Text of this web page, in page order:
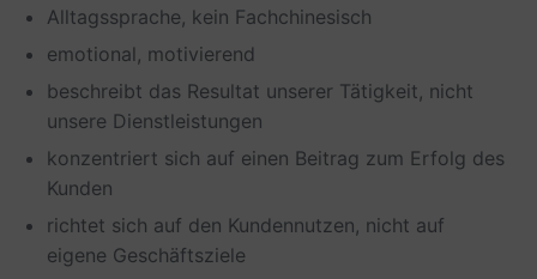
Alltagssprache, kein Fachchinesisch
emotional, motivierend
beschreibt das Resultat unserer Tätigkeit, nicht
unsere Dienstleistungen
konzentriert sich auf einen Beitrag zum Erfolg des
Kunden
richtet sich auf den Kundennutzen, nicht auf
eigene Geschäftsziele